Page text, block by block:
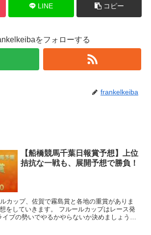
LINE コピー
をフォローする
frankelkeiba
【船橋競馬千葉日報賞予想】上位
拮抗な一戦も、展開予想で勝負！
カップ、佐賀で霧島賞と各地の重賞がありま
をしていきます。 フルールカップはレース発
ブの勢いでやるかやらないか決めましょう。